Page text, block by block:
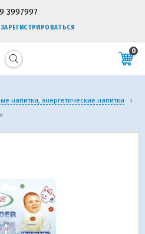
3997997
ЗАРЕГИСТРИРОВАТЬСЯ
0
напитки, энергетические напитки
›